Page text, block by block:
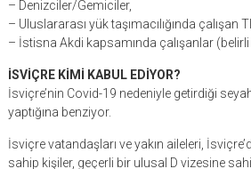
– Denizciler/Gemiciler,
– Uluslararası yük taşımacılığında çalışan
– İstisna Akdi kapsamında çalışanlar (belirli
İSVİÇRE KİMİ KABUL EDİYOR?
İsviçre’nin Covid-19 nedeniyle getirdiği
yaptığına benziyor.
İsviçre vatandaşları ve yakın aileleri,
sahip kişiler, geçerli bir ulusal D vizesine